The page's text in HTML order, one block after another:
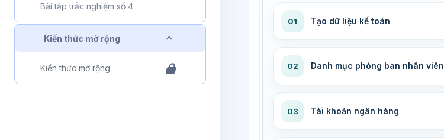
Bài tập trắc nghiệm số 4
Kiến thức mở rộng Rút gọn
Kiến thức mở rộng
01 Tạo dữ liệu kế toán
02 Danh mục phòng ban nhân viên
03 Tài khoản ngân hàng